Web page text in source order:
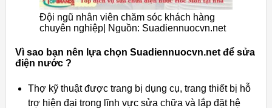
Đội ngũ nhân viên chăm sóc khách hàng
chuyên nghiệp| Nguồn: Suadiennuocvn.net
Vì sao bạn nên lựa chọn Suadiennuocvn.net để sửa
điện nước ?
Thợ kỹ thuật được trang bị dụng cụ, trang thiết bị hỗ
trợ hiện đại trong lĩnh vực sửa chữa và lắp đặt hệ